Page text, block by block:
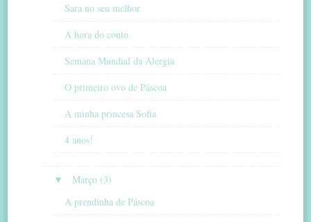
Sara no seu melhor
A hora do conto
Semana Mundial da Alergia
O primeiro ovo de Páscoa
A minha princesa Sofia
4 anos!
▼
Março (3)
A prendinha de Páscoa